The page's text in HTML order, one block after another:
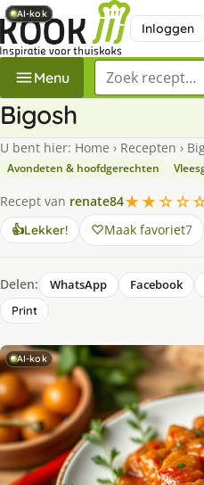
Inloggen
Menu Zoek een recept
Bigosh
U bent hier: Home › Recepten ›
Avondeten & hoofdgerechten
Recept van renate84
👍Lekker! Maak favoriet7
Delen: WhatsApp Facebook
Print
AI-kok
AI-kok
AI-kok
AI-kok
AI-kok